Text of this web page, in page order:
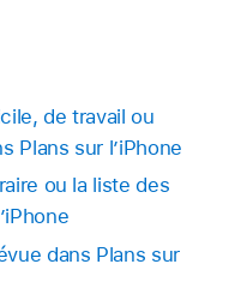
de travail ou
Plans sur l’iPhone
ou la liste des
dans Plans sur